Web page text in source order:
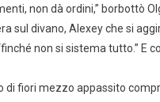
non dà ordini,” borbottò
sul divano, Alexey che si
non si sistema tutto.” E
fiori mezzo appassito